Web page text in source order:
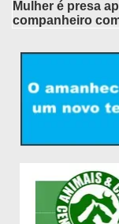
Mulher é presa
companheiro